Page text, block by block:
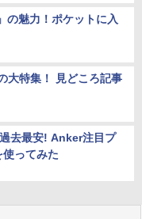
の魅力！ポケットに入
大特集！ 見どころ記事
去最安! Anker注目プ
ってみた